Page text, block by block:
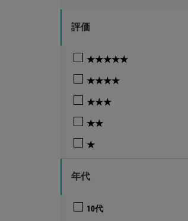
評価
★★★★★
★★★★
★★★
★★
★
年代
10代